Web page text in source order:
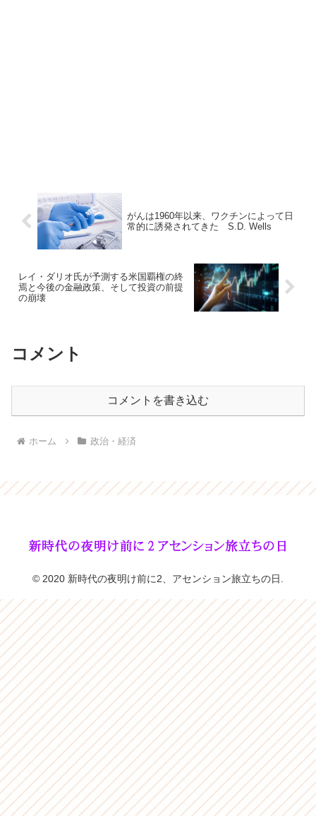
がんは1960年以来、ワクチンによって日
常的に誘発されてきた S.D. Wells
レイ・ダリオ氏が予測する米国覇権の終
焉と今後の金融政策、そして投資の前提
の崩壊
コメント
コメントを書き込む
ホーム 政治・経済
© 2020 新時代の夜明け前に2、アセンション旅立ちの日.